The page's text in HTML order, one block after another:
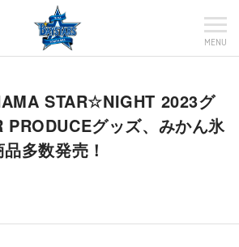
MENU
STAR☆NIGHT 2023グ
PRODUCEグッズ、みかん氷
多数発売！